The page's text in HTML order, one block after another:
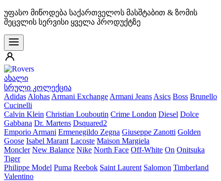
უფასო მიწოდება საქართველოს მასშტაბით & ზომის
შეცვლის სერვისი ყველა პროდუქტზე
ახალი
სრული კოლექცია
Adidas Alohas Armani Exchange Armani Jeans Asics Boss Brunello
Cucinelli
Calvin Klein Christian Louboutin Crime London Diesel Dolce
Gabbana Dr. Martens Dsquared2
Emporio Armani Ermenegildo Zegna Giuseppe Zanotti Golden
Goose Isabel Marant Lacoste Maison Margiela
Moncler New Balance Nike North Face Off-White On Onitsuka
Tiger
Philippe Model Puma Reebok Saint Laurent Salomon Timberland
Valentino